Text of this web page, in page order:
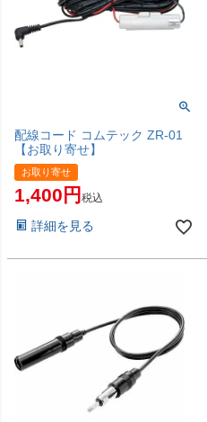
配線コード コムテック ZR-01
【お取り寄せ】
お取り寄せ
1,400 税込
詳細を見る